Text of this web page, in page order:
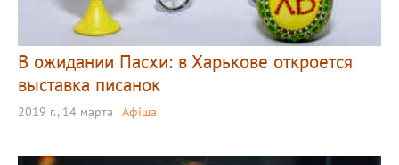
В ожидании Пасхи: в Харькове откроется
выставка писанок
2019 г., 14 марта Афіша